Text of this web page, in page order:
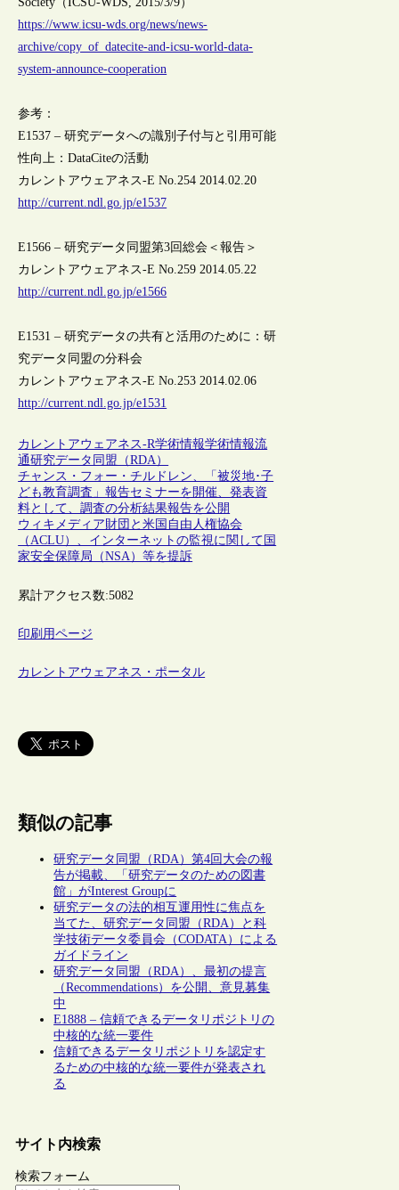
https://www.icsu-wds.org/news/news-
archive/copy_of_datecite-and-icsu-world-data-
system-announce-cooperation
参考：
E1537 – 研究データへの識別子付与と引用可能
性向上：DataCiteの活動
カレントアウェアネス-E No.254 2014.02.20
http://current.ndl.go.jp/e1537
E1566 – 研究データ同盟第3回総会＜報告＞
カレントアウェアネス-E No.259 2014.05.22
http://current.ndl.go.jp/e1566
E1531 – 研究データの共有と活用のために：研
究データ同盟の分科会
カレントアウェアネス-E No.253 2014.02.06
http://current.ndl.go.jp/e1531
カレントアウェアネス-R学術情報学術情報流
通研究データ同盟（RDA）
チャンス・フォー・チルドレン、「被災地･子
ども教育調査」報告セミナーを開催、発表資
料として、調査の分析結果報告を公開
ウィキメディア財団と米国自由人権協会
（ACLU）、インターネットの監視に関して国
家安全保障局（NSA）等を提訴
累計アクセス数:5082
印刷用ページ
カレントアウェアネス・ポータル
類似の記事
研究データ同盟（RDA）第4回大会の報
告が掲載、「研究データのための図書
館」がInterest Groupに
研究データの法的相互運用性に焦点を
当てた、研究データ同盟（RDA）と科
学技術データ委員会（CODATA）による
ガイドライン
研究データ同盟（RDA）、最初の提言
（Recommendations）を公開、意見募集
中
E1888 – 信頼できるデータリポジトリの
中核的な統一要件
信頼できるデータリポジトリを認定す
るための中核的な統一要件が発表され
る
サイト内検索
検索フォーム